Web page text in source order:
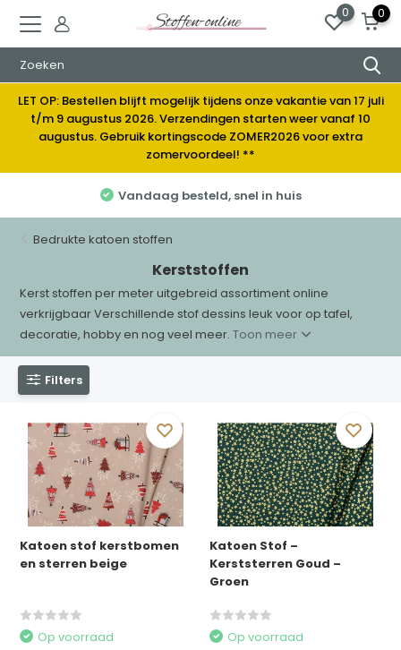
0 0
LET OP: Bestellen blijft mogelijk tijdens onze vakantie van 17 juli
t/m 9 augustus 2026. Verzendingen starten weer vanaf 10
augustus. Gebruik kortingscode ZOMER2026 voor extra
zomervoordeel! **
Vandaag besteld, snel in huis
Bedrukte katoen stoffen
Kerststoffen
Kerst stoffen per meter uitgebreid assortiment online
verkrijgbaar Verschillende stof dessins leuk voor op tafel,
decoratie, hobby en nog veel meer.Toon meer
Filters
Katoen stof kerstbomen
en sterren beige
Op voorraad
Katoen Stof –
Kerststerren Goud –
Groen
Op voorraad